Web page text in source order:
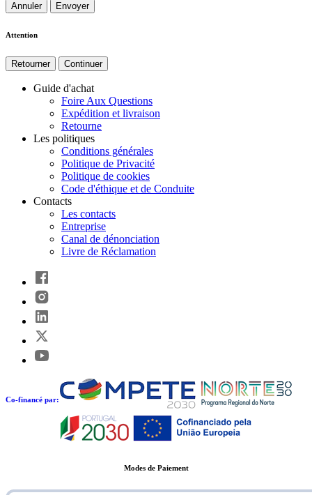
Annuler
Attention
Retourner Continuer
Guide d'achat
Foire Aux Questions
Expédition et livraison
Retourne
Les politiques
Conditions générales
Politique de Privacité
Politique de cookies
Code d'éthique et de Conduite
Contacts
Les contacts
Entreprise
Canal de dénonciation
Livre de Réclamation
Co-financé par:
Modes de Paiement